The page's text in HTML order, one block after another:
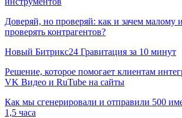
Доверяй, но проверяй: как и зачем малому
проверять контрагентов?
Новый Битрикс24 Гравитация за 10 минут
Решение, которое помогает клиентам
VK Видео и RuTube на сайты
Как мы сгенерировали и отправили 500
1,5 часа